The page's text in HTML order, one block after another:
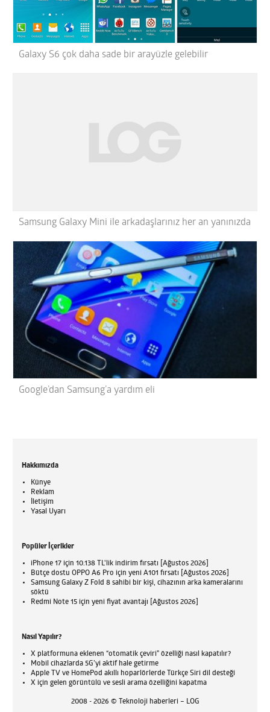
Galaxy S6 çok daha sade bir arayüzle gelebilir
Samsung Galaxy Mini ile arkadaşlarınız her an yanınızda
Google’dan Samsung’a yardım eli
Hakkımızda
Künye
Reklam
İletişim
Yasal Uyarı
Popüler İçerikler
iPhone 17 için 10.138 TL'lik indirim fırsatı [Ağustos 2026]
Bütçe dostu OPPO A6 Pro için yeni A101 fırsatı [Ağustos 2026]
Samsung Galaxy Z Fold 8 sahibi bir kişi, cihazının arka kameralarını
söktü
Redmi Note 15 için yeni fiyat avantajı [Ağustos 2026]
Nasıl Yapılır?
X platformuna eklenen “otomatik çeviri” özelliği nasıl kapatılır?
Mobil cihazlarda 5G’yi aktif hale getirme
Apple TV ve HomePod akıllı hoparlörlerde Türkçe Siri dil desteği
X için gelen görüntülü ve sesli arama özelliğini kapatma
2008 - 2026 © Teknoloji haberleri – LOG